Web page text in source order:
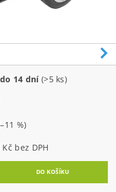
14 dní (>5 ks)
%)
12 049,59 Kč bez DPH